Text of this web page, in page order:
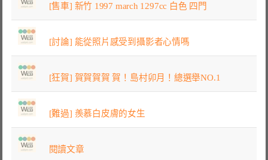
[售車] 新竹 1997 march 1297cc 白色 四門
[討論] 能從照片感受到攝影者心情嗎
[狂賀] 賀賀賀賀 賀！島村卯月！總選舉NO.1
[難過] 羨慕白皮膚的女生
閱讀文章